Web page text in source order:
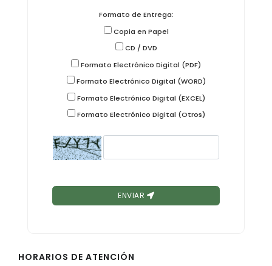
Formato de Entrega:
Copia en Papel
CD / DVD
Formato Electrónico Digital (PDF)
Formato Electrónico Digital (WORD)
Formato Electrónico Digital (EXCEL)
Formato Electrónico Digital (Otros)
ENVIAR
HORARIOS DE ATENCIÓN